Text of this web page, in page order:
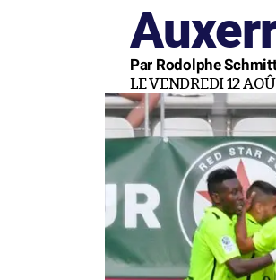
Par Rodolphe
LE VENDREDI 12